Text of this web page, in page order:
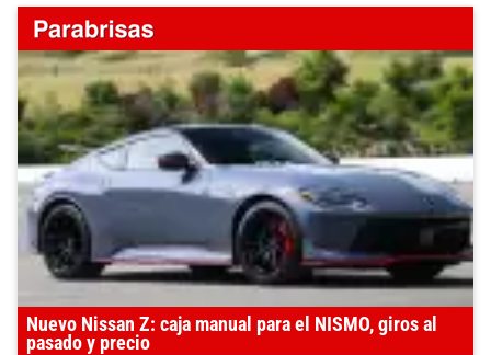
Nuevo Nissan Z: caja manual para el NISMO, giros al
pasado y precio